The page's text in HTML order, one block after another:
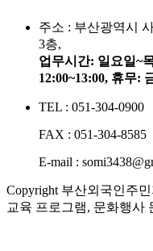
주소 : 부산광역시
3층,
업무시간: 일요일~
12:00~13:00, 휴무:
TEL : 051-304-0900
FAX : 051-304-8585
E-mail :
Copyright 부산외국인주
교육 프로그램, 문화행사